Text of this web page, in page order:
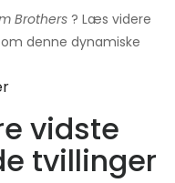
Brothers ? Læs videre
om denne dynamiske
vidste
tvillinger